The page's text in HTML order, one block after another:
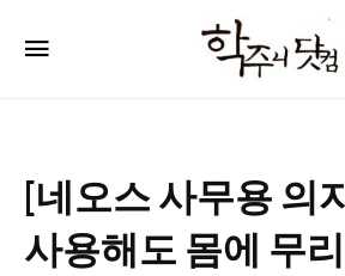
주
컴
[네오스 사무용 의
사용해도 몸에 무